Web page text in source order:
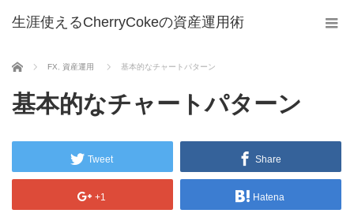
生涯使えるCherryCokeの資産運用術
ホーム FX 資産運用 基本的なチャートパターン
基本的なチャートパターン
Tweet Share
+1 Hatena